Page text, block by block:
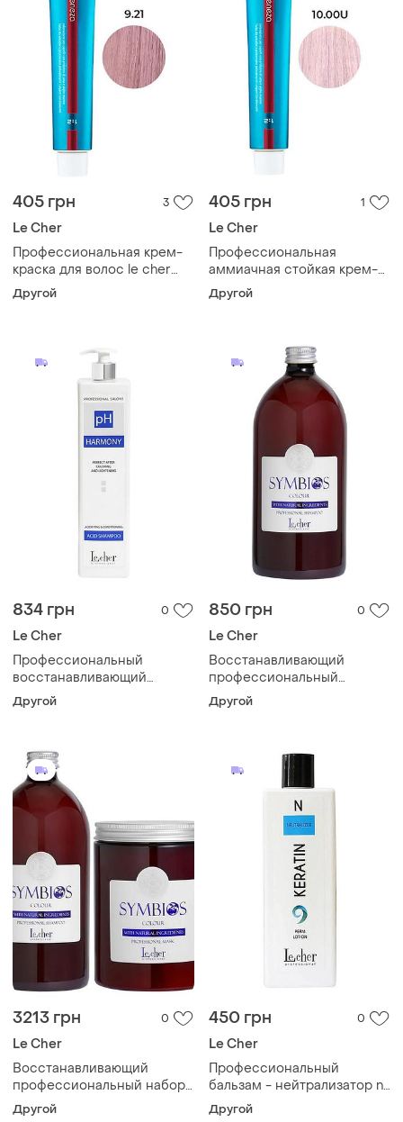
405 грн 3
Le Cher
Профессиональная крем-
краска для волос le cher
geneza geneza 9.21(9bj)
светлый фиолетово-
Другой
405 грн 1
Le Cher
Профессиональная
аммиачная стойкая крем-
краска для волос le cher
geneza 10.011u(10pe) с
Другой
834 грн 0
Le Cher
Профессиональный
восстанавливающий
шампунь для окрашенных и
осветленных волос ph
Другой
850 грн 0
Le Cher
Восстанавливающий
профессиональный
шампунь с аргановым
маслом для волос symbios
Другой
3213 грн 0
Le Cher
Восстанавливающий
профессиональный набор
шампунь и маска для
Другой
450 грн 0
Le Cher
Профессиональный
бальзам - нейтрализатор n
keratin perm le cher, 500 мл
Другой